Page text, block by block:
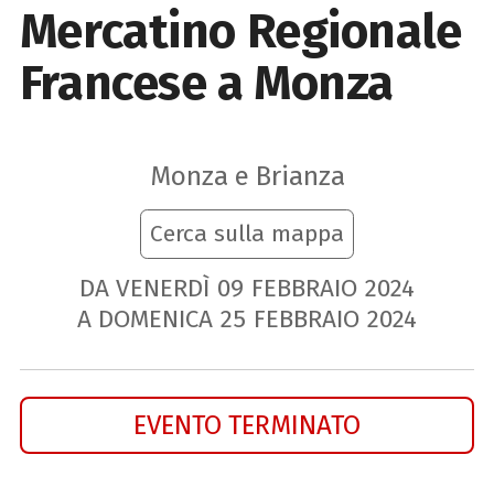
Mercatino Regionale
Francese a Monza
Monza e Brianza
Cerca sulla mappa
DA VENERDÌ 09 FEBBRAIO 2024
A DOMENICA 25 FEBBRAIO 2024
EVENTO TERMINATO